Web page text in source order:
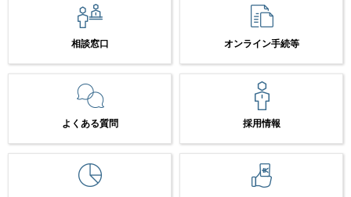
相談窓口 オンライン手続等
よくある質問 採用情報